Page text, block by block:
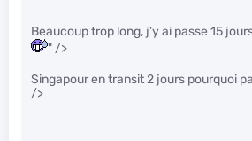
Beaucoup trop long, j’y ai passe 15
" />
Singapour en transit 2 jours pourquoi
/>